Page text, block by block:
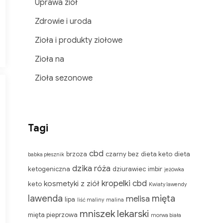
Uprawa ziół
Zdrowie i uroda
Zioła i produkty ziołowe
Zioła na
Zioła sezonowe
Tagi
babka płesznik brzoza cbd czarny bez dieta keto dieta
ketogeniczna dzika róża dziurawiec imbir jeżówka
keto kosmetyki z ziół kropelki cbd Kwiaty lawendy
lawenda lipa liść maliny malina melisamięta
mięta pieprzowa mniszek lekarski morwa biała